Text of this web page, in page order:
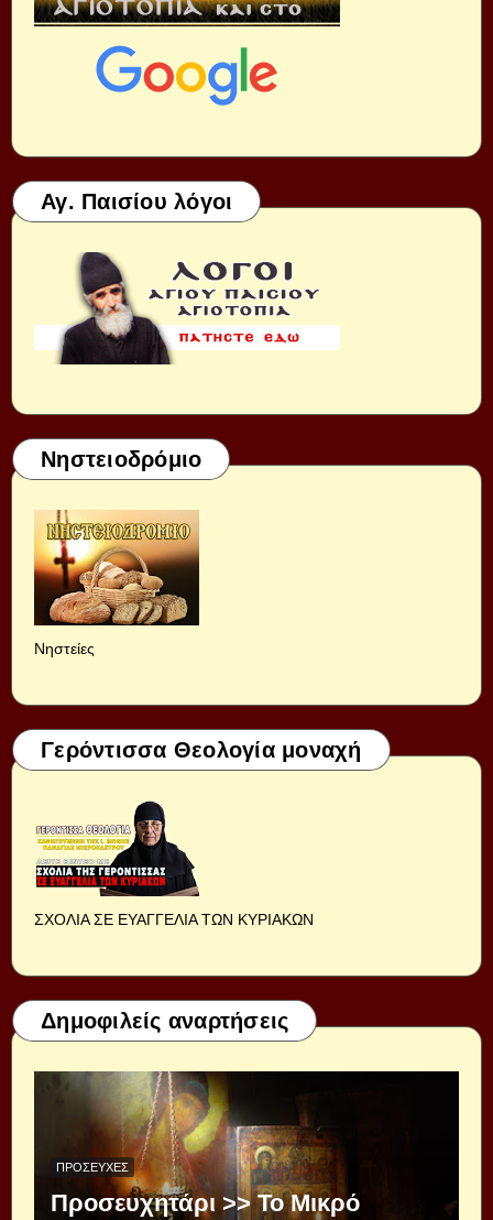
Αγ. Παισίου λόγοι
Νηστειοδρόμιο
Νηστείες
Γερόντισσα Θεολογία μοναχή
ΣΧΟΛΙΑ ΣΕ ΕΥΑΓΓΕΛΙΑ ΤΩΝ ΚΥΡΙΑΚΩΝ
Δημοφιλείς αναρτήσεις
ΠΡΟΣΕΥΧΈΣ
Προσευχητάρι >> Το Μικρό